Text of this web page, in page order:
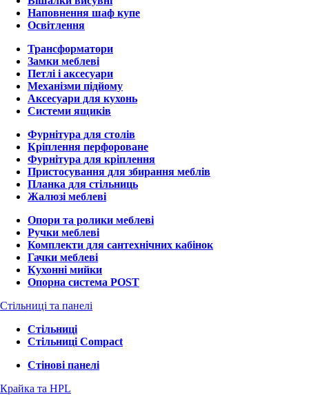
Наповнення шаф купе
Освітлення
Трансформатори
Замки меблеві
Петлі і аксесуари
Механізми підйому
Аксесуари для кухонь
Системи ящиків
Фурнітура для столів
Кріплення перфороване
Фурнітура для кріплення
Пристосування для збирання меблів
Планка для стільниць
Жалюзі меблеві
Опори та ролики меблеві
Ручки меблеві
Комплекти для сантехнічних кабінок
Гачки меблеві
Кухонні мийки
Опорна система POST
Стільниці та панелі
Стільниці
Стільниці Compact
Стінові панелі
Крайка та HPL